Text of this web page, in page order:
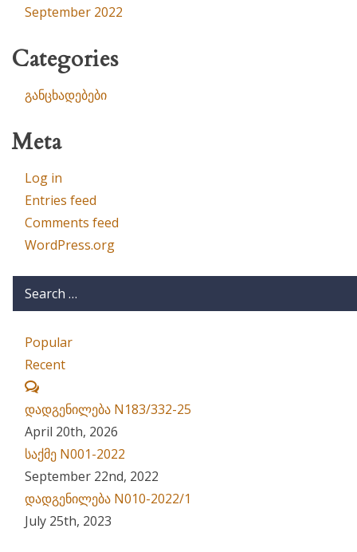
September 2022
Categories
განცხადებები
Meta
Log in
Entries feed
Comments feed
WordPress.org
Popular
Recent
Comments
დადგენილება N183/332-25
April 20th, 2026
საქმე N001-2022
September 22nd, 2022
დადგენილება N010-2022/1
July 25th, 2023